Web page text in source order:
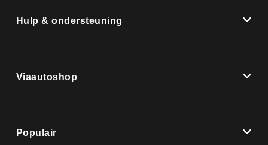
Hulp & ondersteuning
Viaautoshop
Populair